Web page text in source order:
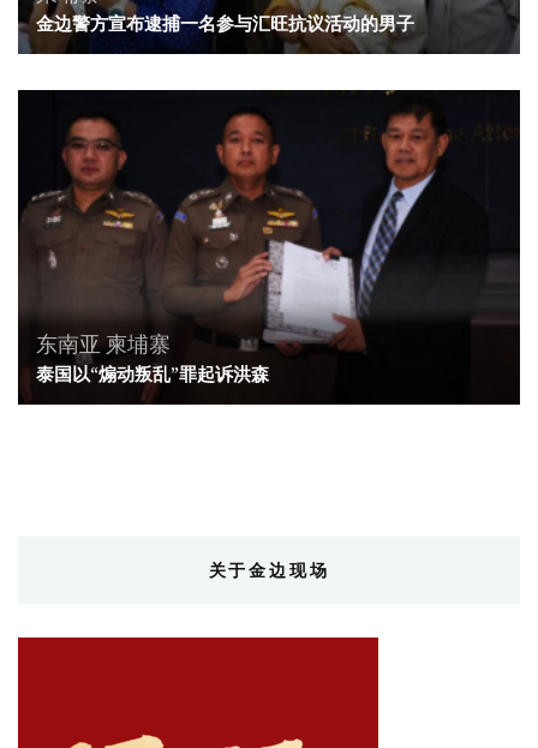
金边警方宣布逮捕一名参与汇旺抗议活动的男子
东南亚 柬埔寨
泰国以“煽动叛乱”罪起诉洪森
关于金边现场